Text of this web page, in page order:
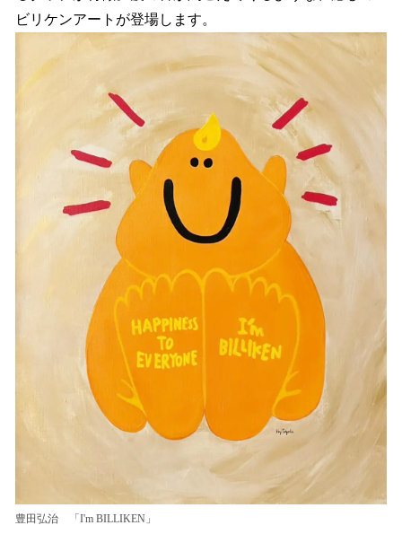
ビリケンアートが登場します。
豊田弘治 「I'm BILLIKEN」